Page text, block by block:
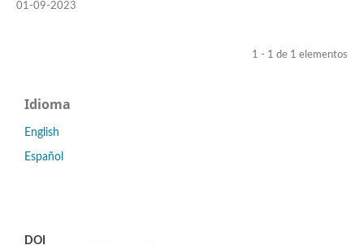
01-09-2023
1 - 1 de 1 elementos
Idioma
English
Español
DOI